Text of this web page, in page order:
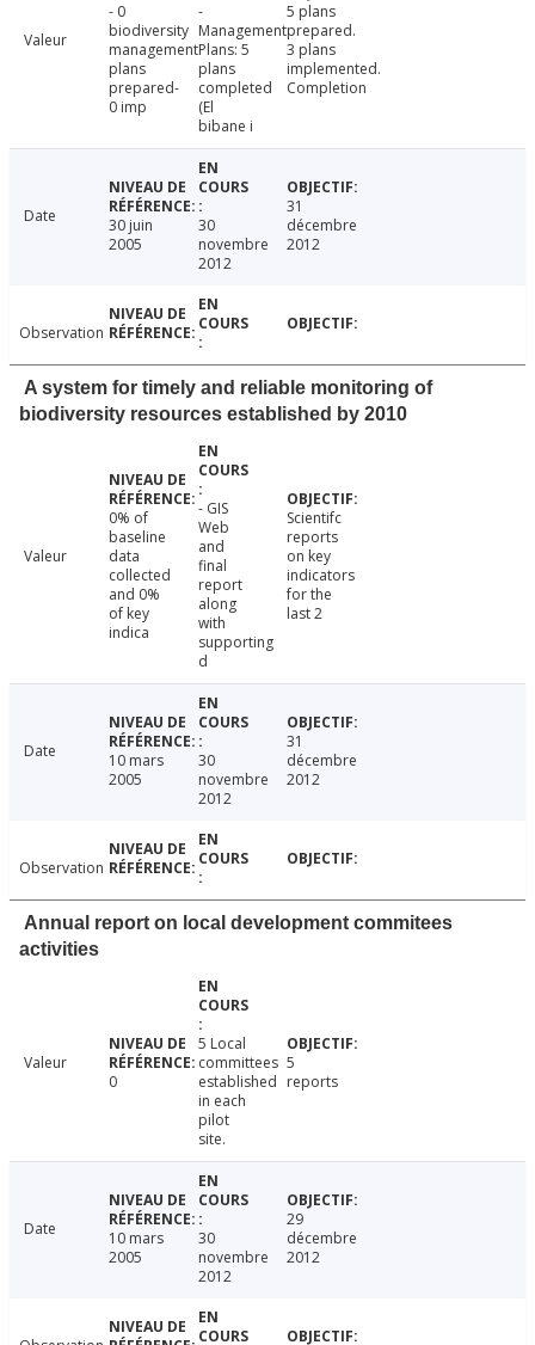
Valeur
- 0
biodiversity
management
plans
prepared-
0 imp
-
Management
Plans: 5
plans
completed
(El
bibane i
5 plans
prepared.
3 plans
implemented.
Completion
Date
30 juin
2005
30
novembre
2012
31
décembre
2012
Observation
A system for timely and reliable monitoring of
biodiversity resources established by 2010
Valeur
0% of
baseline
data
collected
and 0%
of key
indica
- GIS
Web
and
final
report
along
with
supporting
d
Scientifc
reports
on key
indicators
for the
last 2
Date
10 mars
2005
30
novembre
2012
31
décembre
2012
Observation
Annual report on local development commitees
activities
Valeur
0
5 Local
committees
established
in each
pilot
site.
5
reports
Date
10 mars
2005
30
novembre
2012
29
décembre
2012